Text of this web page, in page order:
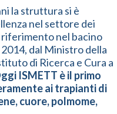
la struttura si è
nel settore dei
nel bacino
dal Ministro della
di Ricerca e Cura a
ISMETT è il primo
ai trapianti di
cuore, polmome,